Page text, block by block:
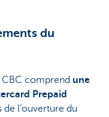
du
CBC comprend une
Prepaid
l’ouverture du